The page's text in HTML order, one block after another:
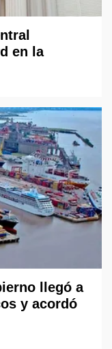
en la
llegó a
y acordó